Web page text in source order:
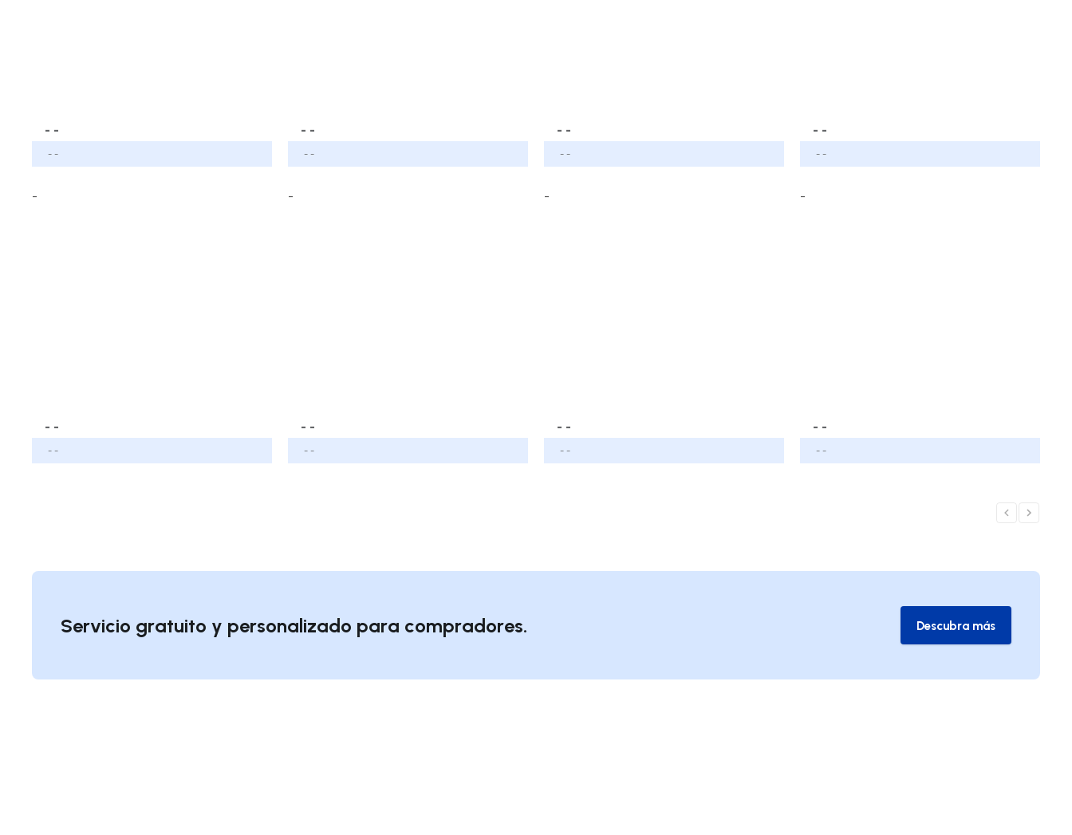
- -
- -
- -
- -
- -
- -
- -
- -
-
- -
- -
-
- -
- -
-
- -
- -
-
- -
- -
Servicio gratuito y personalizado para compradores. Descubra más
Descubra más